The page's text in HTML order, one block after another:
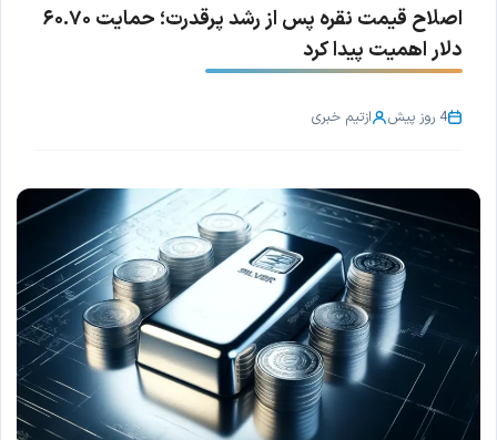
اصلاح قیمت نقره پس از رشد پرقدرت؛ حمایت ۶۰.۷۰
دلار اهمیت پیدا کرد
4 روز پیش ازتیم خبری